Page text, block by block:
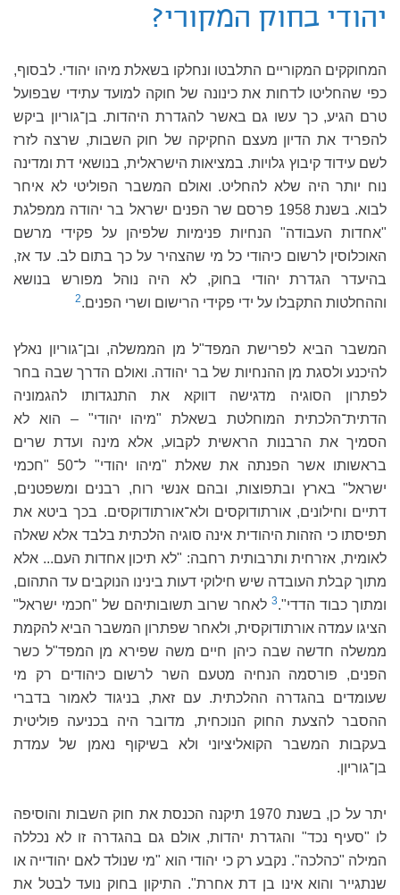
יהודי בחוק המקורי?
המחוקקים המקוריים התלבטו ונחלקו בשאלת מיהו יהודי. לבסוף,
כפי שהחליטו לדחות את כינונה של חוקה למועד עתידי שבפועל
טרם הגיע, כך עשו גם באשר להגדרת היהדות. בן־גוריון ביקש
להפריד את הדיון מעצם החקיקה של חוק השבות, שרצה לזרז
לשם עידוד קיבוץ גלויות. במציאות הישראלית, בנושאי דת ומדינה
נוח יותר היה שלא להחליט. ואולם המשבר הפוליטי לא איחר
לבוא. בשנת 1958 פרסם שר הפנים ישראל בר יהודה ממפלגת
"אחדות העבודה" הנחיות פנימיות שלפיהן על פקידי מרשם
האוכלוסין לרשום כיהודי כל מי שהצהיר על כך בתום לב. עד אז,
בהיעדר הגדרת יהודי בחוק, לא היה נוהל מפורש בנושא
וההחלטות התקבלו על ידי פקידי הרישום ושרי הפנים.2
המשבר הביא לפרישת המפד"ל מן הממשלה, ובן־גוריון נאלץ
להיכנע ולסגת מן ההנחיות של בר יהודה. ואולם הדרך שבה בחר
לפתרון הסוגיה מדגישה דווקא את התנגדותו להגמוניה
הדתית־הלכתית המוחלטת בשאלת "מיהו יהודי" – הוא לא
הסמיך את הרבנות הראשית לקבוע, אלא מינה ועדת שרים
בראשותו אשר הפנתה את שאלת "מיהו יהודי" ל־50 "חכמי
ישראל" בארץ ובתפוצות, ובהם אנשי רוח, רבנים ומשפטנים,
דתיים וחילונים, אורתודוקסים ולא־אורתודוקסים. בכך ביטא את
תפיסתו כי הזהות היהודית אינה סוגיה הלכתית בלבד אלא שאלה
לאומית, אזרחית ותרבותית רחבה: "לא תיכון אחדות העם... אלא
מתוך קבלת העובדה שיש חילוקי דעות בינינו הנוקבים עד התהום,
ומתוך כבוד הדדי".3 לאחר שרוב תשובותיהם של "חכמי ישראל"
הציגו עמדה אורתודוקסית, ולאחר שפתרון המשבר הביא להקמת
ממשלה חדשה שבה כיהן חיים משה שפירא מן המפד"ל כשר
הפנים, פורסמה הנחיה מטעם השר לרשום כיהודים רק מי
שעומדים בהגדרה ההלכתית. עם זאת, בניגוד לאמור בדברי
ההסבר להצעת החוק הנוכחית, מדובר היה בכניעה פוליטית
בעקבות המשבר הקואליציוני ולא בשיקוף נאמן של עמדת
בן־גוריון.
יתר על כן, בשנת 1970 תיקנה הכנסת את חוק השבות והוסיפה
לו "סעיף נכד" והגדרת יהדות, אולם גם בהגדרה זו לא נכללה
המילה "כהלכה". נקבע רק כי יהודי הוא "מי שנולד לאם יהודייה או
שנתגייר והוא אינו בן דת אחרת". התיקון בחוק נועד לבטל את